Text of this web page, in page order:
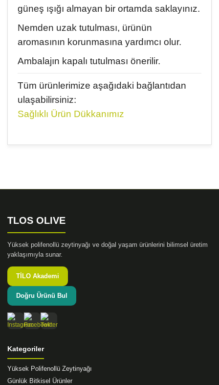
güneş ışığı almayan bir ortamda saklayınız.
Nemden uzak tutulması, ürünün
aromasının korunmasına yardımcı olur.
Ambalajın kapalı tutulması önerilir.
Tüm ürünlerimize aşağıdaki bağlantıdan
ulaşabilirsiniz:
Sağlıklı Ürün Dükkanımız
Yorum Yaz
Bu ürünün fiyat bilgisi, resim, ürün açıklamalarında ve
Ürün bilgilerinde hatalar bulunuyor.
Bu ürüne benzer farklı alternatifler olmalı.
TLOS OLIVE
Yüksek polifenollü zeytinyağı ve doğal yaşam ürünlerini bilimsel üretim
yaklaşımıyla sunar.
TİLO Akademi
Doğru Ürünü Bul
Kategoriler
Yüksek Polifenollü Zeytinyağı
Günlük Bitkisel Ürünler